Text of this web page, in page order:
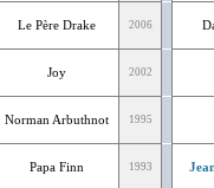
Le Père Drake 2006
Joy 2002
Norman Arbuthnot 1995
Papa Finn 1993